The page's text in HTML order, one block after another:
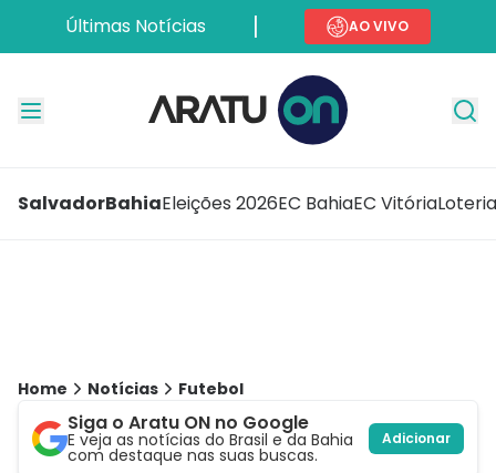
Últimas Notícias AO VIVO
SalvadorBahiaEleições 2026EC BahiaEC Vitória
Home Notícias Futebol
Siga o Aratu ON no Google
E veja as notícias do Brasil e da Bahia
com destaque nas suas buscas.
Adicionar